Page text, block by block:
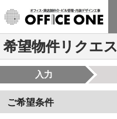
希望物件リクエ
入力
ご希望条件